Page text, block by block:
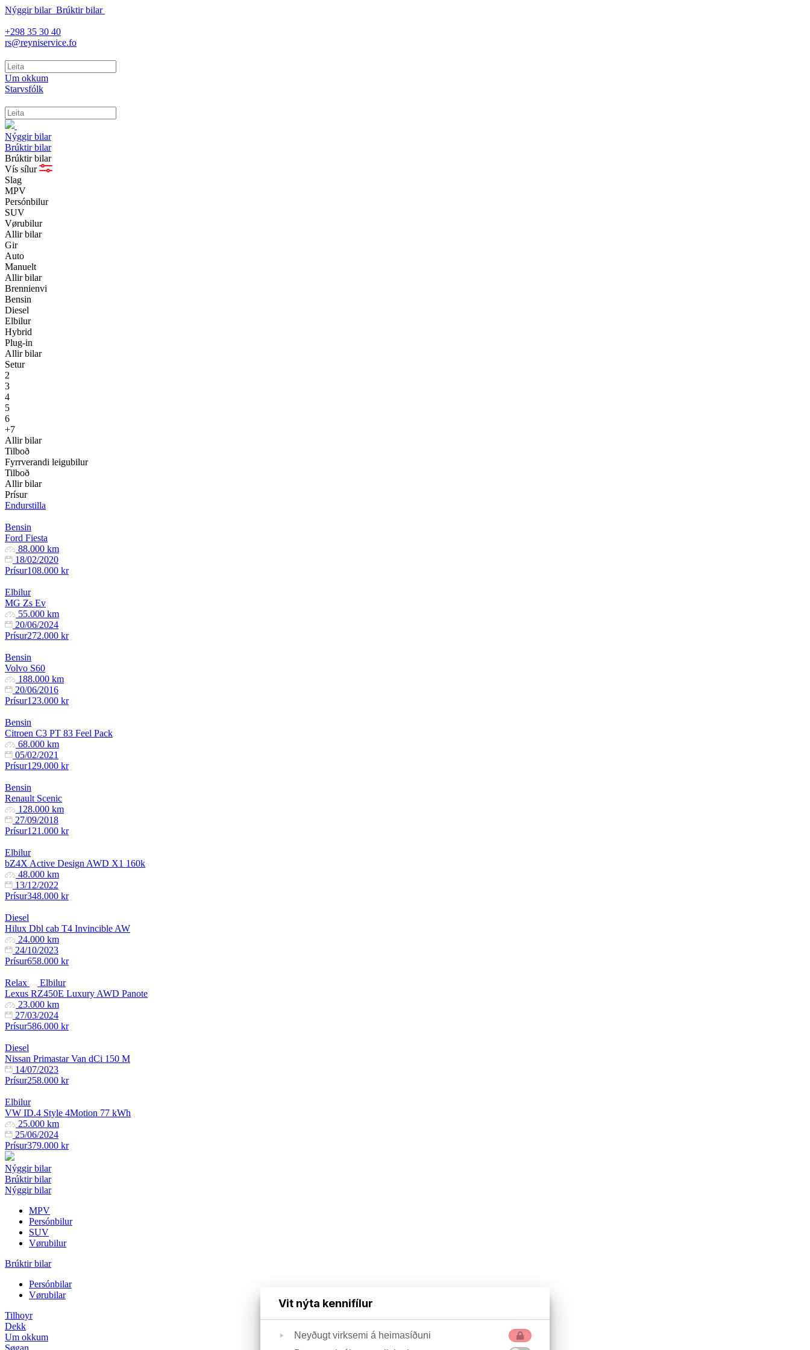
Nýggir bilar Brúktir bilar
+298 35 30 40
rs@reyniservice.fo
Um okkum
Starvsfólk
Nýggir bilar
Brúktir bilar
Brúktir bilar
Vís sílur
Slag
MPV
Persónbilur
SUV
Vørubilur
Allir bilar
Gir
Auto
Manuelt
Allir bilar
Brennienvi
Bensin
Diesel
Elbilur
Hybrid
Plug-in
Allir bilar
Setur
2
3
4
5
6
+7
Allir bilar
Tilboð
Fyrrverandi leigubilur
Tilboð
Allir bilar
Prísur
Endurstilla
Bensin
Ford Fiesta
88.000 km
18/02/2020
Prísur108.000 kr
Elbilur
MG Zs Ev
55.000 km
20/06/2024
Prísur272.000 kr
Bensin
Volvo S60
188.000 km
20/06/2016
Prísur123.000 kr
Bensin
Citroen C3 PT 83 Feel Pack
68.000 km
05/02/2021
Prísur129.000 kr
Bensin
Renault Scenic
128.000 km
27/09/2018
Prísur121.000 kr
Elbilur
bZ4X Active Design AWD X1 160k
48.000 km
13/12/2022
Prísur348.000 kr
Diesel
Hilux Dbl cab T4 Invincible AW
24.000 km
24/10/2023
Prísur658.000 kr
Relax
Elbilur
Lexus RZ450E Luxury AWD Panote
23.000 km
27/03/2024
Prísur586.000 kr
Diesel
Nissan Primastar Van dCi 150 M
14/07/2023
Prísur258.000 kr
Elbilur
VW ID.4 Style 4Motion 77 kWh
25.000 km
25/06/2024
Prísur379.000 kr
Nýggir bilar
Brúktir bilar
Nýggir bilar
MPV
Persónbilur
SUV
Vørubilur
Brúktir bilar
Persónbilar
Vørubilar
Tilhoyr
Dekk
Um okkum
Søgan
Vit nýta kennifílur
Neyðugt virksemi á heimasíðuni